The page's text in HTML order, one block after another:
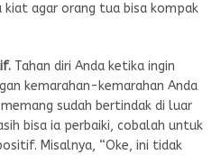
kiat agar orang tua bisa kompak
Tahan diri Anda ketika ingin
kemarahan-kemarahan Anda
sudah bertindak di luar
bisa ia perbaiki, cobalah untuk
Misalnya, “Oke, ini tidak